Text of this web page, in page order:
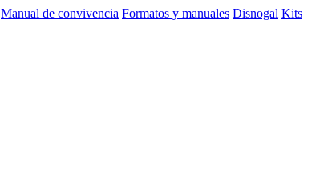
Manual de convivencia Formatos y manuales Disnogal Kits